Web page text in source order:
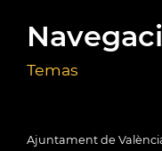
Temas
Ajuntament de